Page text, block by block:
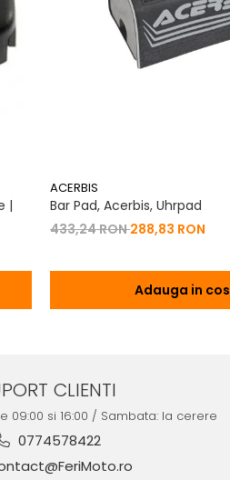
|
ACERBIS
Bar Pad, Acerbis, Uhrpad
433,24 RON288,83 RON
Adauga in cos
CLIENTI
09:00 si 16:00 / Sambata: la cerere
0774578422